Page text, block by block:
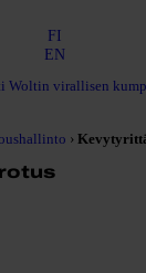
FI
EN
Woltin virallisen
›